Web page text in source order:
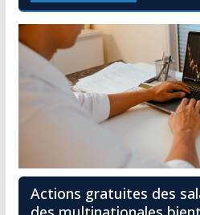
Actions gratuites des